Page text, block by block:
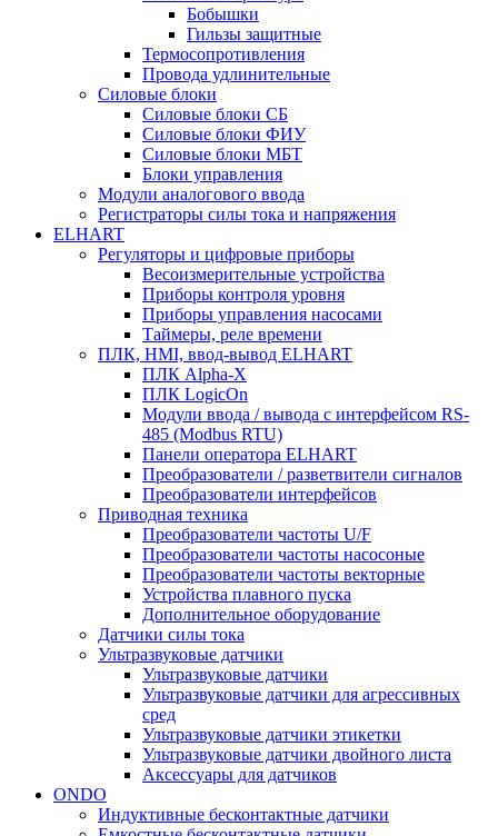
Бобышки
Гильзы защитные
Термосопротивления
Провода удлинительные
Силовые блоки
Силовые блоки СБ
Силовые блоки ФИУ
Силовые блоки МБТ
Блоки управления
Модули аналогового ввода
Регистраторы силы тока и напряжения
ELHART
Регуляторы и цифровые приборы
Весоизмерительные устройства
Приборы контроля уровня
Приборы управления насосами
Таймеры, реле времени
ПЛК, HMI, ввод-вывод ELHART
ПЛК Alpha-X
ПЛК LogicOn
Модули ввода / вывода с интерфейсом RS-
485 (Modbus RTU)
Панели оператора ELHART
Преобразователи / разветвители сигналов
Преобразователи интерфейсов
Приводная техника
Преобразователи частоты U/F
Преобразователи частоты насосоные
Преобразователи частоты векторные
Устройства плавного пуска
Дополнительное оборудование
Датчики силы тока
Ультразвуковые датчики
Ультразвуковые датчики
Ультразвуковые датчики для агрессивных
сред
Ультразвуковые датчики этикетки
Ультразвуковые датчики двойного листа
Аксессуары для датчиков
ONDO
Индуктивные бесконтактные датчики